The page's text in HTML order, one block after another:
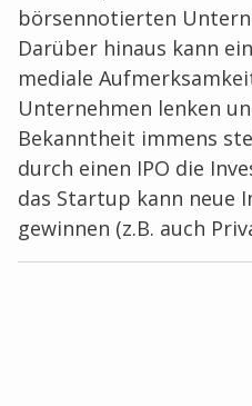
börsennotierten
Darüber hinaus kann
mediale
Unternehmen lenken
Bekanntheit immens
durch einen IPO die
das Startup kann neue
gewinnen (z.B. auch